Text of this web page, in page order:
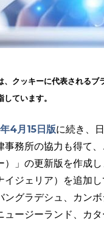
、クッキーに代表される
ています。
4月15日版に続き、
事務所の協力も得て
）」の更新版を作成
イジェリア）を追加
ングラデシュ、カン
ュージーランド、カ